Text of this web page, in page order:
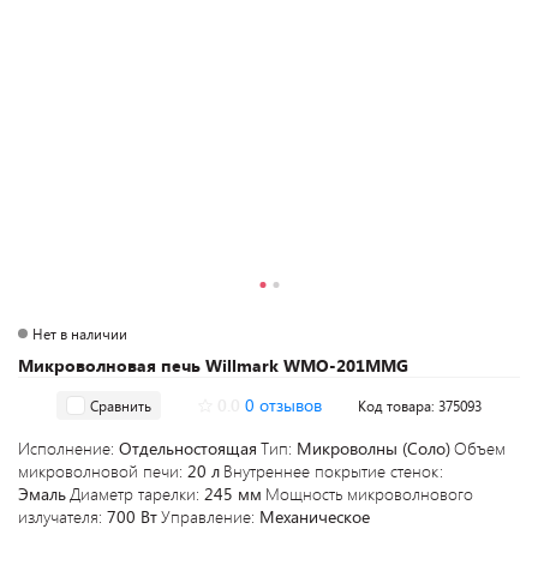
Микроволновая печь Willmark WMO-201MMG
Нет в наличии
Сравнить 0 отзывов Код товара: 375093
Исполнение: Отдельностоящая Тип: Микроволны (Соло)Объем
микроволновой печи: 20 л Внутреннее покрытие стенок:
ЭмальДиаметр тарелки: 245 мм Мощность микроволнового
излучателя: 700 ВтУправление: Механическое